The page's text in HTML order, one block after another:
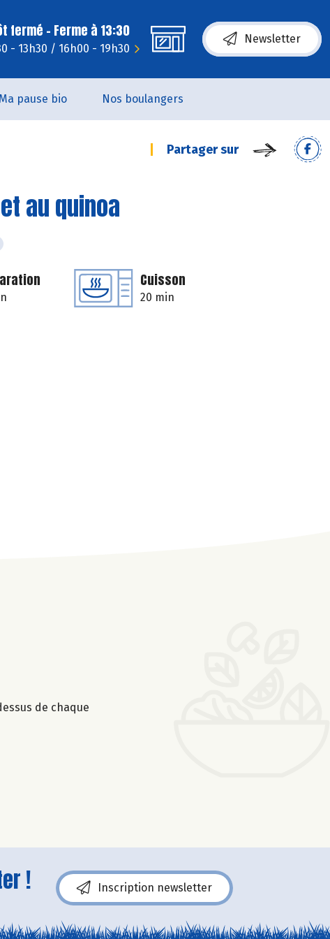
fermé - Ferme à 13:30
- 13h30 / 16h00 - 19h30
Newsletter
Ma pause bio Nos boulangers
Partager sur
au quinoa
Cuisson
20 min
de chaque
! Inscription newsletter